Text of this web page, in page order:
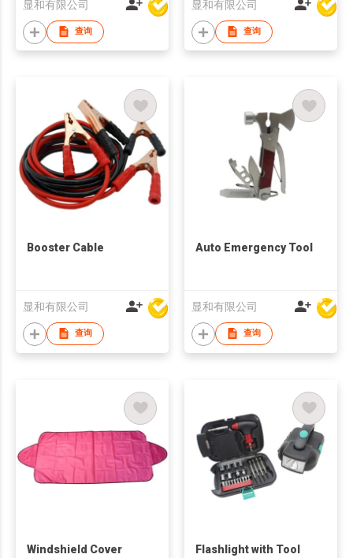
显和有限公司
查询
显和有限公司
查询
Booster Cable
显和有限公司
查询
Auto Emergency Tool
显和有限公司
查询
Windshield Cover
Flashlight with Tool